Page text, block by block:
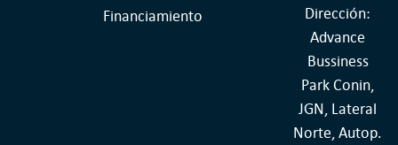
Financiamiento
Dirección:
Advance
Bussiness
Park Conin,
JGN, Lateral
Norte, Autop.